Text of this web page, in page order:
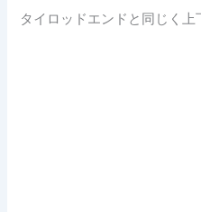
タイロッドエンドと同じく上